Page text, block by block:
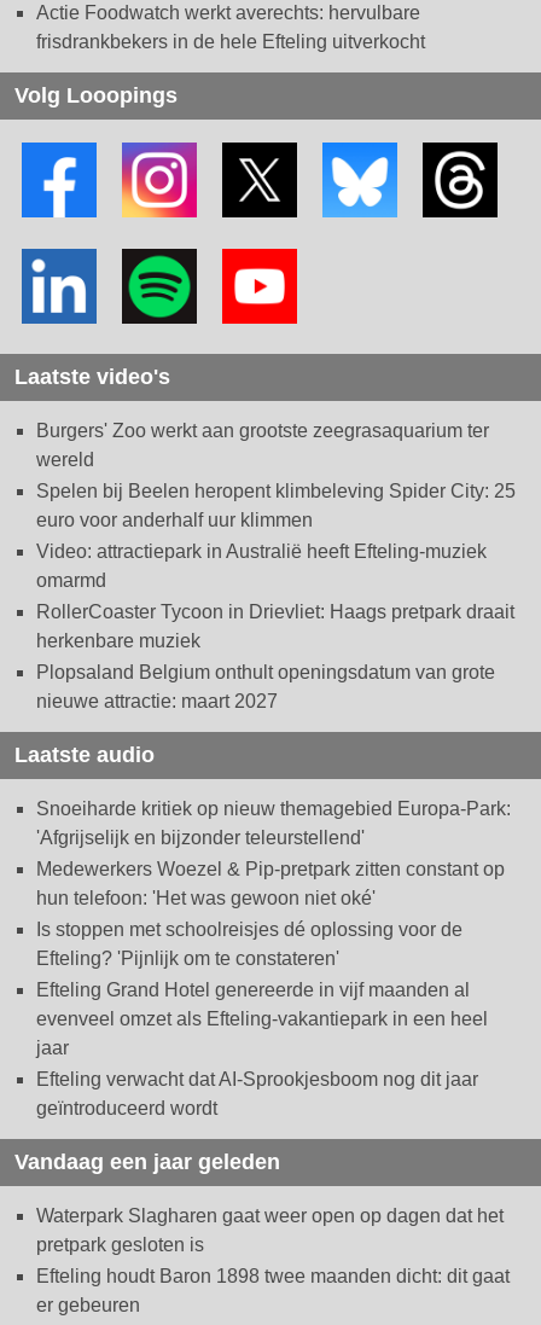
Actie Foodwatch werkt averechts: hervulbare
frisdrankbekers in de hele Efteling uitverkocht
Volg Looopings
Laatste video's
Burgers' Zoo werkt aan grootste zeegrasaquarium ter
wereld
Spelen bij Beelen heropent klimbeleving Spider City: 25
euro voor anderhalf uur klimmen
Video: attractiepark in Australië heeft Efteling-muziek
omarmd
RollerCoaster Tycoon in Drievliet: Haags pretpark draait
herkenbare muziek
Plopsaland Belgium onthult openingsdatum van grote
nieuwe attractie: maart 2027
Laatste audio
Snoeiharde kritiek op nieuw themagebied Europa-Park:
'Afgrijselijk en bijzonder teleurstellend'
Medewerkers Woezel & Pip-pretpark zitten constant op
hun telefoon: 'Het was gewoon niet oké'
Is stoppen met schoolreisjes dé oplossing voor de
Efteling? 'Pijnlijk om te constateren'
Efteling Grand Hotel genereerde in vijf maanden al
evenveel omzet als Efteling-vakantiepark in een heel
jaar
Efteling verwacht dat AI-Sprookjesboom nog dit jaar
geïntroduceerd wordt
Vandaag een jaar geleden
Waterpark Slagharen gaat weer open op dagen dat het
pretpark gesloten is
Efteling houdt Baron 1898 twee maanden dicht: dit gaat
er gebeuren